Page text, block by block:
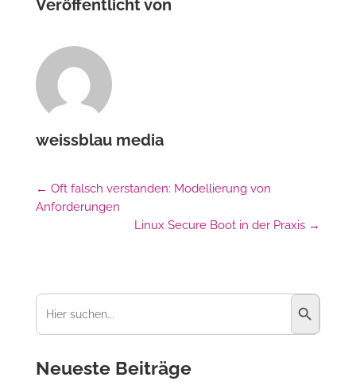
Veröffentlicht von
weissblau media
← Oft falsch verstanden: Modellierung von
Anforderungen
Linux Secure Boot in der Praxis →
Suchen
nach:
Neueste Beiträge